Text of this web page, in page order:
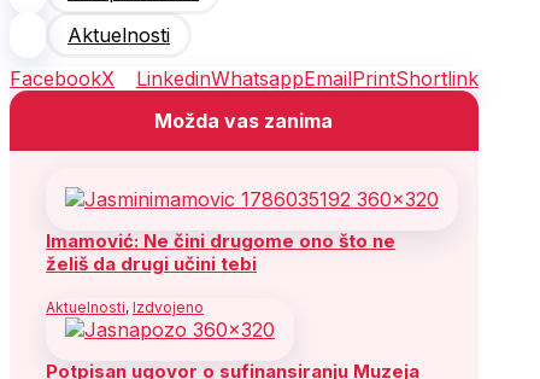
Aktuelnosti
FacebookX LinkedinWhatsappEmailPrintShortlink
Možda vas zanima
Imamović: Ne čini drugome ono što ne
želiš da drugi učini tebi
Aktuelnosti, Izdvojeno
Potpisan ugovor o sufinansiranju Muzeja